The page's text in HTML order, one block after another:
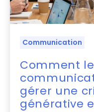
Communication
Comment
gérer une
générative